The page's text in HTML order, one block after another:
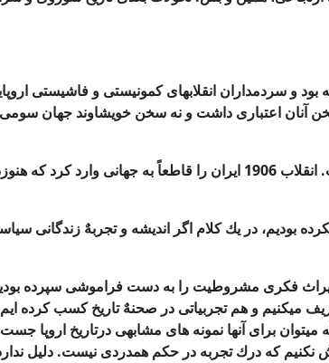
بود و سردمداران انقلابهای كمونیستی و فاشیستی
آنان اعتباری داشت و نه سخن خویشاوند جهان سومی
انقلاب اسلامی بر دمكراسی فائق آمد كه بختیار نماینده اش بود نه برانقلاب
بودیم، در یك كلام اگر اندیشه و تجربهٌ زندگانی
فكری مشروطیت را به دست فراموشی سپرده
میكنیم و همتجربیاتی در صحنهٌ تاریخ كسب كرده
كه میتوان برای آنها نمونه های مشابهی درتاریخ
نكنیم كه درك تجربه در حكم همدردی نیست. دلیل